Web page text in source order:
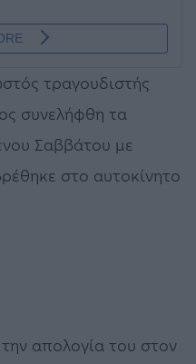
τραγουδιστής
συνελήφθη τα
Σαββάτου με
στο αυτοκίνητο
απολογία του στον